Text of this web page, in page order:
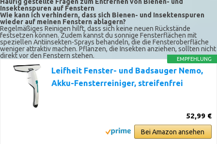
Insektenspuren auf Fenstern
Wie kann ich verhindern, dass sich Bienen- und Insektenspuren
wieder auf meinen Fenstern ablagern?
Regelmäßiges Reinigen hilft, dass sich keine neuen Rückstände
festsetzen können. Zudem kannst du sonnige Fensterflächen mit
speziellen Antiinsekten-Sprays behandeln, die die Fensteroberfläche
weniger attraktiv machen. Pflanzen, die Insekten anziehen, sollten nicht
direkt vor den Fenstern stehen.
EMPFEHLUNG
Leifheit Fenster- und Badsauger Nemo,
Akku-Fensterreiniger, streifenfrei
52,99 €
Bei Amazon ansehen